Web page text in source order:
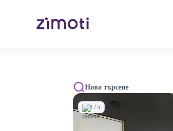
Ново търсене
1 / 5